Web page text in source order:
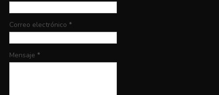
Correo electrónico *
Mensaje *